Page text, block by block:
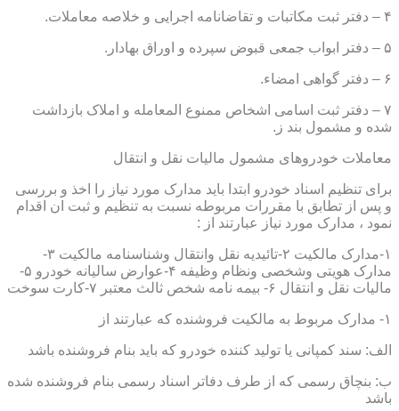
۴ – دفتر ثبت مکاتبات و تقاضانامه اجرایی و خلاصه معاملات.
۵ – دفتر ابواب جمعی قبوض سپرده و اوراق بهادار.
۶ – دفتر گواهی امضاء.
۷ – دفتر ثبت اسامی اشخاص ممنوع المعامله و املاک بازداشت
شده و مشمول بند ز.
معاملات خودروهای مشمول مالیات نقل و انتقال
برای تنظیم اسناد خودرو ابتدا باید مدارک مورد نیاز را اخذ و بررسی
و پس از تطابق با مقررات مربوطه نسبت به تنظیم و ثبت ان اقدام
نمود ، مدارک مورد نیاز عبارتند از :
۱-مدارک مالکیت ۲-تائیدیه نقل وانتقال وشناسنامه مالکیت ۳-
مدارک هویتی وشخصی ونظام وظیفه ۴-عوارض سالیانه خودرو ۵-
مالیات نقل و انتقال ۶- بیمه نامه شخص ثالث معتبر ۷-کارت سوخت
۱- مدارک مربوط به مالکیت فروشنده که عبارتند از
الف: سند کمپانی یا تولید کننده خودرو که باید بنام فروشنده باشد
ب: بنچاق رسمی که از طرف دفاتر اسناد رسمی بنام فروشنده شده
باشد